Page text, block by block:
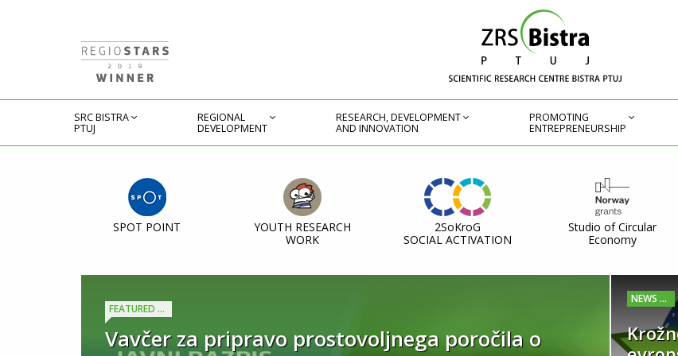
SRC BISTRA
PTUJ
REGIONAL
DEVELOPMENT
RESEARCH, DEVELOPMENT
AND INNOVATION
PROMOTING
ENTREPRENEURSHIP
SPOT POINT
YOUTH RESEARCH
WORK
2SoKroG
SOCIAL ACTIVATION
Studio of Circular
Economy
Slovenski podjetniški sklad objavil razpis za
Vavčer za pripravo prostovoljnega poročila o
Aktualni kaskadni razpisi za podjetja
SPIRIT Slovenija vabi startupe na največja
ZAGON Coworking Ptuj
Potrebujete finančna sredstva – povratna in
Točka SPOT svetovanje na ZRS Bistra Ptuj, deluje